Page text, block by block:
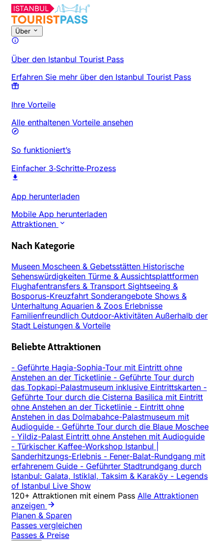
Über
Über den Istanbul Tourist Pass
Erfahren Sie mehr über den Istanbul Tourist Pass
Ihre Vorteile
Alle enthaltenen Vorteile ansehen
So funktioniert’s
Einfacher 3‑Schritte‑Prozess
App herunterladen
Mobile App herunterladen
Attraktionen
Nach Kategorie
Museen Moscheen & Gebetsstätten Historische
Sehenswürdigkeiten Türme & Aussichtsplattformen
Flughafentransfers & Transport Sightseeing &
Bosporus-Kreuzfahrt Sonderangebote Shows &
Unterhaltung Aquarien & Zoos Erlebnisse
Familienfreundlich Outdoor-Aktivitäten Außerhalb der
Stadt Leistungen & Vorteile
Beliebte Attraktionen
- Geführte Hagia-Sophia-Tour mit Eintritt ohne
Anstehen an der Ticketlinie - Geführte Tour durch
das Topkapi-Palastmuseum inklusive Eintrittskarten -
Geführte Tour durch die Cisterna Basilica mit Eintritt
ohne Anstehen an der Ticketlinie - Eintritt ohne
Anstehen in das Dolmabahce-Palastmuseum mit
Audioguide - Geführte Tour durch die Blaue Moschee
- Yildiz-Palast Eintritt ohne Anstehen mit Audioguide
- Türkischer Kaffee-Workshop Istanbul |
Sanderhitzungs-Erlebnis - Fener-Balat-Rundgang mit
erfahrenem Guide - Geführter Stadtrundgang durch
Istanbul: Galata, Istiklal, Taksim & Karaköy - Legends
of Istanbul Live Show
120+ Attraktionen mit einem Pass Alle Attraktionen
anzeigen
Planen & Sparen
Passes vergleichen
Passes & Preise